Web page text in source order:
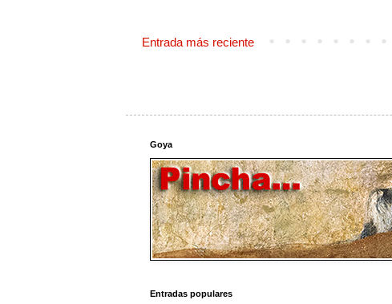
Entrada más reciente
Goya
Entradas populares